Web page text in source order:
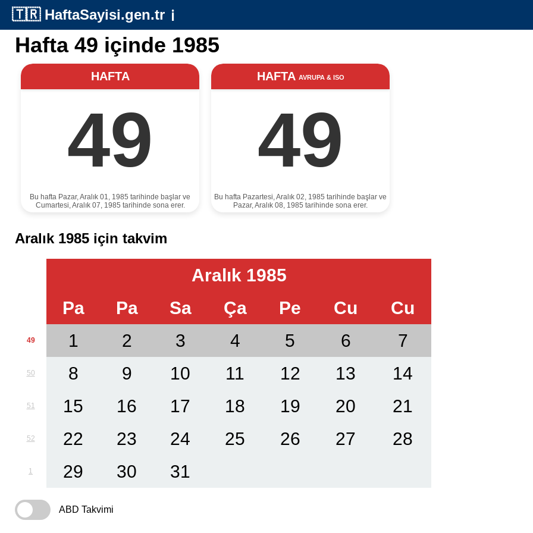
🇹🇷 HaftaSayisi.gen.tr ℹ️
Hafta 49 içinde 1985
HAFTA
49
Bu hafta Pazar, Aralık 01, 1985 tarihinde başlar ve
Cumartesi, Aralık 07, 1985 tarihinde sona erer.
HAFTA AVRUPA & ISO
49
Bu hafta Pazartesi, Aralık 02, 1985 tarihinde başlar ve
Pazar, Aralık 08, 1985 tarihinde sona erer.
Aralık 1985 için takvim
Aralık 1985
Pa
Pa Sa Ça Pe Cu Cu
49 1 2 3 4 5 6 7
50 8 9 10 11 12 13 14
51 15 16 17 18 19 20 21
52 22 23 24 25 26 27 28
1 29 30 31
ABD Takvimi